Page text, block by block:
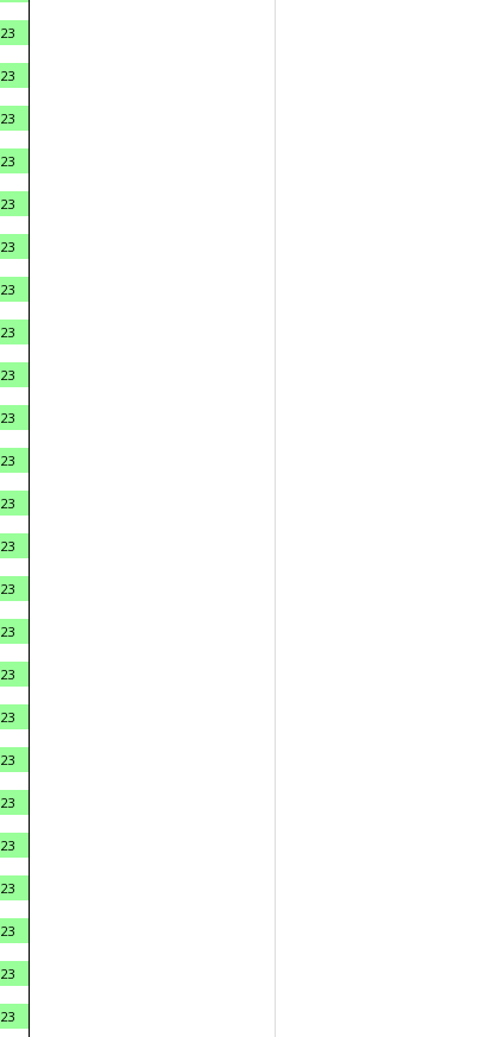
23
23
23
23
23
23
23
23
23
23
23
23
23
23
23
23
23
23
23
23
23
23
23
23